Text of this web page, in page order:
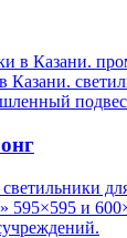
в Казани.
Казани.
595×595 и